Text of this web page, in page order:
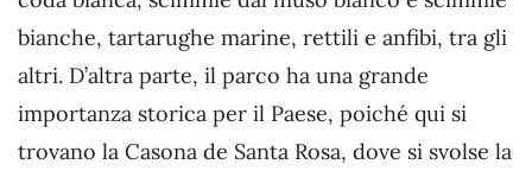
bianche, tartarughe marine, rettili e anfibi, tra gli
altri. D’altra parte, il parco ha una grande
importanza storica per il Paese, poiché qui si
trovano la Casona de Santa Rosa, dove si svolse la